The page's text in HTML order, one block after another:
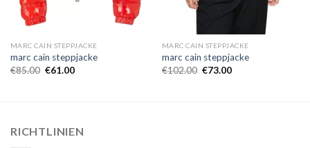
MARC CAIN STEPPJACKE
marc cain steppjacke
€85.00 €61.00
MARC CAIN STEPPJACKE
marc cain steppjacke
€102.00 €73.00
RICHTLINIEN